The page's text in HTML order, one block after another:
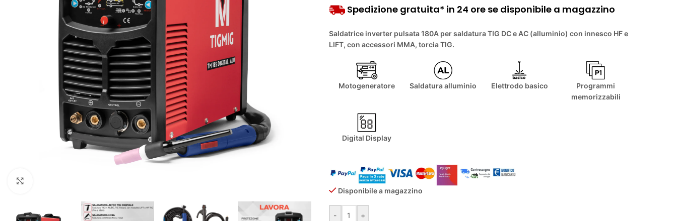
Spedizione gratuita* in 24 ore se disponibile a magazzino
Saldatrice inverter pulsata 180A per saldatura TIG DC e AC (alluminio) con innesco HF e
LIFT, con accessori MMA, torcia TIG.
Motogeneratore Saldatura alluminio Elettrodo basico
Programmi
memorizzabili
Digital Display
Disponibile a magazzino
- +